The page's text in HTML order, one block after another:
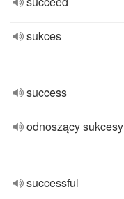
sukces
success
odnoszący sukcesy
successful